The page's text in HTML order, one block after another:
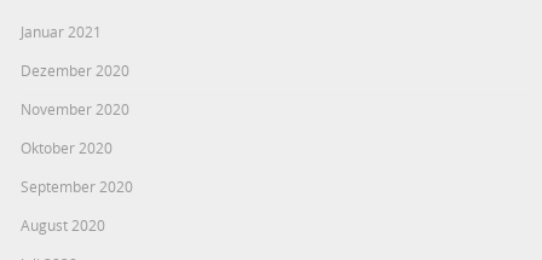
Januar 2021
Dezember 2020
November 2020
Oktober 2020
September 2020
August 2020